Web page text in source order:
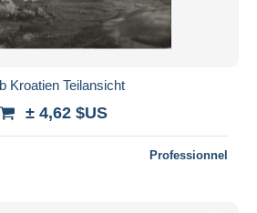
Kroatien Teilansicht
± 4,62 $US
Professionnel